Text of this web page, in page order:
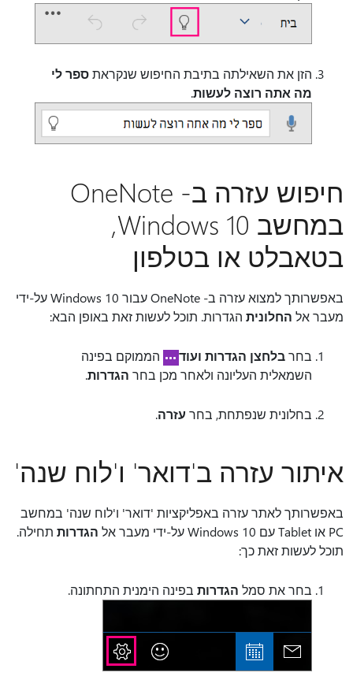
הזן את השאילתה בתיבת החיפוש שנקראתספר לי
מה אתה רוצה לעשות.
חיפוש עזרה ב- OneNote
במחשב Windows 10,
בטאבלט או בטלפון
באפשרותך למצוא עזרה ב- OneNote עבור Windows 10 על-ידי
מעבר אל החלונית הגדרות. תוכל לעשות זאת באופן הבא:
בחרבלחצן הגדרות ועוד
הממוקם בפינה
השמאלית העליונה ולאחר מכן בחר הגדרות.
בחלונית שנפתחת, בחר עזרה.
איתור עזרה ב'דואר' ו'לוח שנה'
באפשרותך לאתר עזרה באפליקציות 'דואר' ו'לוח שנה' במחשב
PC או Tablet עם Windows 10 על-ידי מעבר אל
הגדרות תחילה.
תוכל לעשות זאת כך:
בחר את סמל הגדרות בפינה הימנית התחתונה.